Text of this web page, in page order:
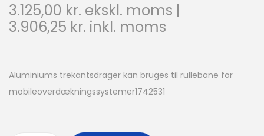
3.125,00 kr. ekskl. moms |
3.906,25 kr. inkl. moms
Aluminiums trekantsdrager kan bruges til rullebane for
mobileoverdækningssystemer1742531